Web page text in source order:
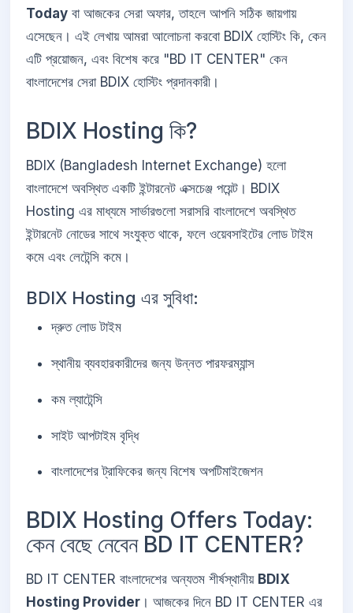
Today বা আজকের সেরা অফার, তাহলে আপনি সঠিক জায়গায়
এসেছেন। এই লেখায় আমরা আলোচনা করবো BDIX হোস্টিং কি, কেন
এটি প্রয়োজন, এবং বিশেষ করে "BD IT CENTER" কেন
বাংলাদেশের সেরা BDIX হোস্টিং প্রদানকারী।
BDIX Hosting কি?
BDIX (Bangladesh Internet Exchange) হলো
বাংলাদেশে অবস্থিত একটি ইন্টারনেট এক্সচেঞ্জ পয়েন্ট। BDIX
Hosting এর মাধ্যমে সার্ভারগুলো সরাসরি বাংলাদেশে অবস্থিত
ইন্টারনেট নোডের সাথে সংযুক্ত থাকে, ফলে ওয়েবসাইটের লোড টাইম
কমে এবং লেটেন্সি কমে।
BDIX Hosting এর সুবিধা:
দ্রুত লোড টাইম
স্থানীয় ব্যবহারকারীদের জন্য উন্নত পারফরম্যান্স
কম ল্যাটেন্সি
সাইট আপটাইম বৃদ্ধি
বাংলাদেশের ট্রাফিকের জন্য বিশেষ অপটিমাইজেশন
BDIX Hosting Offers Today:
কেন বেছে নেবেন BD IT CENTER?
BD IT CENTER বাংলাদেশের অন্যতম শীর্ষস্থানীয় BDIX
Hosting Provider । আজকের দিনে BD IT CENTER এর